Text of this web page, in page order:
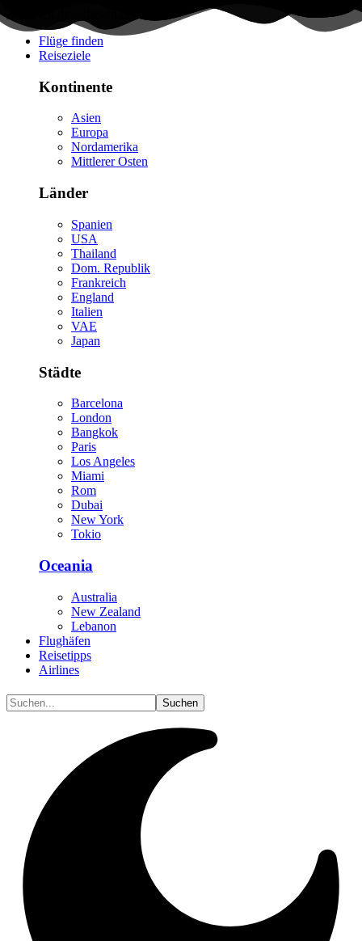
Flüge finden
Reiseziele
Kontinente
Asien
Europa
Nordamerika
Mittlerer Osten
Länder
Spanien
USA
Thailand
Dom. Republik
Frankreich
England
Italien
VAE
Japan
Städte
Barcelona
London
Bangkok
Paris
Los Angeles
Miami
Rom
Dubai
New York
Tokio
Oceania
Australia
New Zealand
Lebanon
Flughäfen
Reisetipps
Airlines